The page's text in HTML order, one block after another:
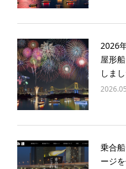
2026
屋形
しま
乗合
ージ